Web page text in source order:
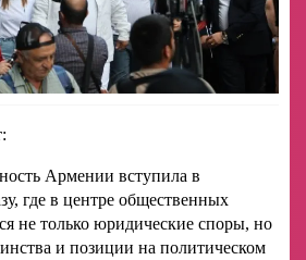
Армении вступила в
где в центре общественных
не только юридические споры, но
и позиции на политическом